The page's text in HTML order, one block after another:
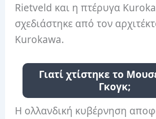
Rietveld και η πτέρυγα
σχεδιάστηκε από τον
Kurokawa.
Γιατί χτίστηκε το
Γκογκ;
Η ολλανδική κυβέρνηση